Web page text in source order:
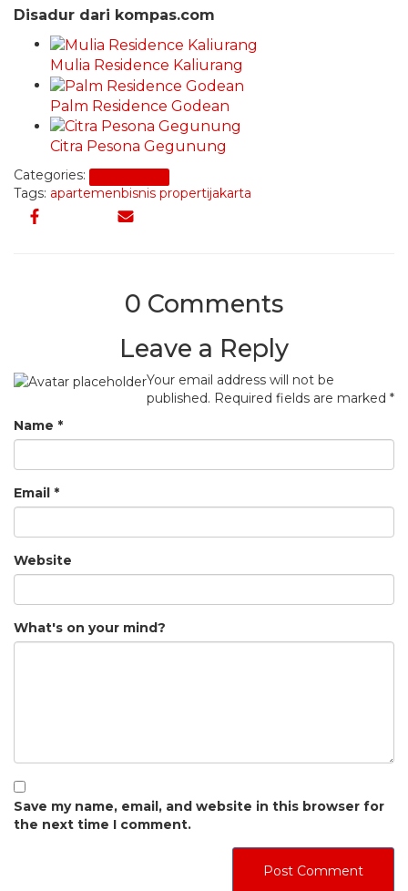
Disadur dari kompas.com
Mulia Residence Kaliurang
Palm Residence Godean
Citra Pesona Gegunung
Categories:
Tags: apartemenbisnis propertijakarta
0 Comments
Leave a Reply
Your email address will not be
published. Required fields are marked *
Name *
Email *
Website
What's on your mind?
Save my name, email, and website in this browser for
the next time I comment.